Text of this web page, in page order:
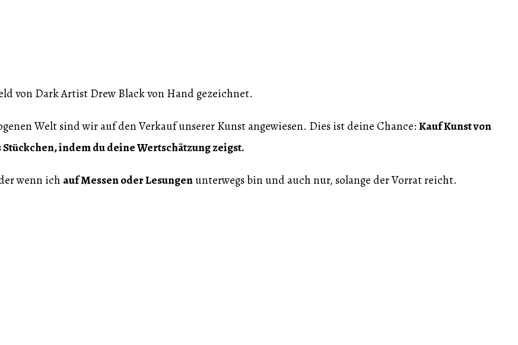
von Dark Artist Drew Black von Hand gezeichnet.
Welt sind wir auf den Verkauf unserer Kunst angewiesen. Dies ist deine Chance:Kauf Kunst von
indem du deine Wertschätzung zeigst.
wenn ich auf Messen oder Lesungenunterwegs bin und auch nur, solange der Vorrat reicht.